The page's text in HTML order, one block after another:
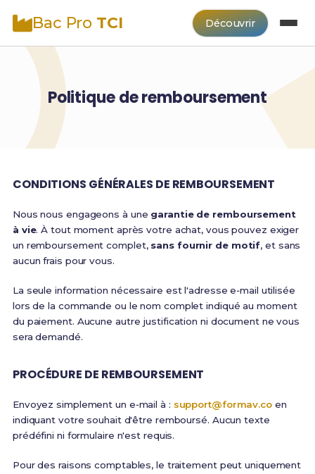
Bac Pro TCI Découvrir
Politique de remboursement
CONDITIONS GÉNÉRALES DE REMBOURSEMENT
Nous nous engageons à une garantie de remboursement
à vie. À tout moment après votre achat, vous pouvez exiger
un remboursement complet, sans fournir de motif, et sans
aucun frais pour vous.
La seule information nécessaire est l'adresse e‑mail utilisée
lors de la commande ou le nom complet indiqué au moment
du paiement. Aucune autre justification ni document ne vous
sera demandé.
PROCÉDURE DE REMBOURSEMENT
Envoyez simplement un e‑mail à : support@formav.coen
indiquant votre souhait d'être remboursé. Aucun texte
prédéfini ni formulaire n'est requis.
Pour des raisons comptables, le traitement peut uniquement